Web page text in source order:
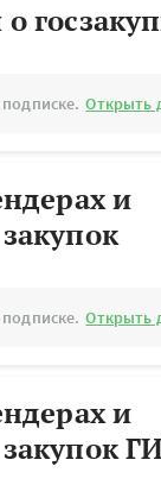
Открыть
и
Открыть
и